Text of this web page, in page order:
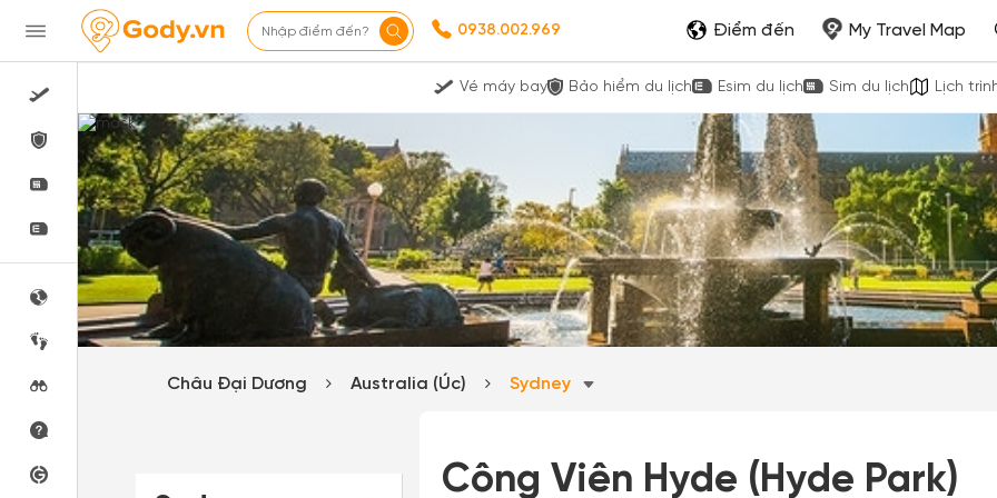
Nhập điểm đến? 0938.002.969 Điểm đến My Travel Map
Vé máy bay Bảo hiểm du lịch Esim du lịch Sim du lịch Lịch
Châu Đại Dương Australia (Úc) Sydney
Công Viên Hyde (Hyde Park)